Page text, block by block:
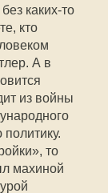
каких-то
кто
А в
из войны
то
махиной